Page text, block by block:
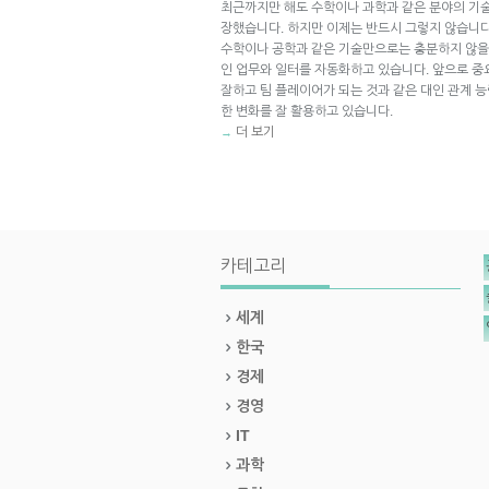
최근까지만 해도 수학이나 과학과 같은 분야의 기
장했습니다. 하지만 이제는 반드시 그렇지 않습니
수학이나 공학과 같은 기술만으로는 충분하지 않
인 업무와 일터를 자동화하고 있습니다. 앞으로
잘하고 팀 플레이어가 되는 것과 같은 대인 관계
한 변화를 잘 활용하고 있습니다.
→ 더 보기
카테고리
세계
한국
경제
경영
IT
과학